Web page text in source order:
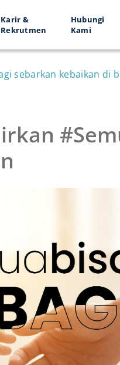
Karir &
Rekrutmen
Hubungi
Kami
sebarkan kebaikan di